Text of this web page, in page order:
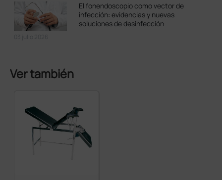
El fonendoscopio como vector de
infección: evidencias y nuevas
soluciones de desinfección
Ver también